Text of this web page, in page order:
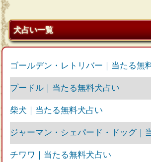
犬占い一覧
ゴールデン・レトリバー｜当たる無
プードル｜当たる無料犬占い
柴犬｜当たる無料犬占い
ジャーマン・シェパード・ドッグ｜
チワワ｜当たる無料犬占い